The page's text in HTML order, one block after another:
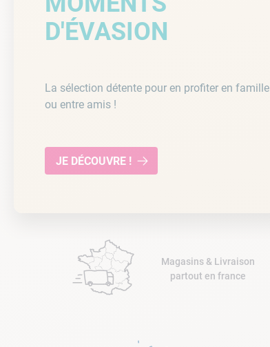
D'ÉVASION
La sélection détente pour en profiter en famille
ou entre amis !
JE DÉCOUVRE !
Magasins & Livraison
partout en france